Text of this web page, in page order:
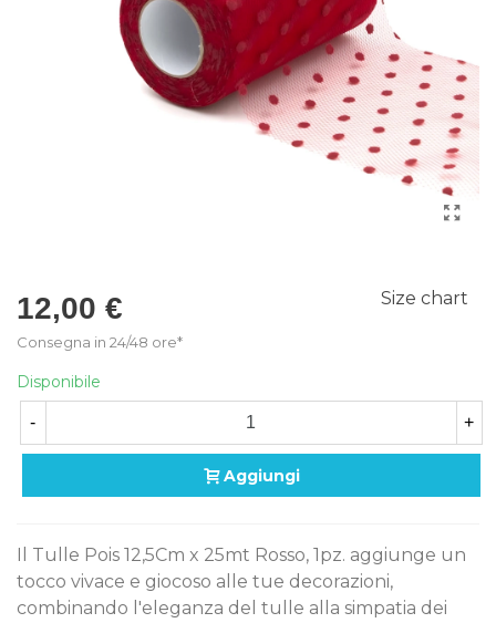
12,00 €
Consegna in 24/48 ore*
Size chart
Disponibile
- +
Aggiungi
Il Tulle Pois 12,5Cm x 25mt Rosso, 1pz. aggiunge un
tocco vivace e giocoso alle tue decorazioni,
combinando l'eleganza del tulle alla simpatia dei